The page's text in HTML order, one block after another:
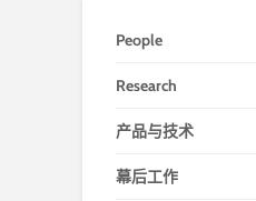
People
Research
产品与技术
幕后工作